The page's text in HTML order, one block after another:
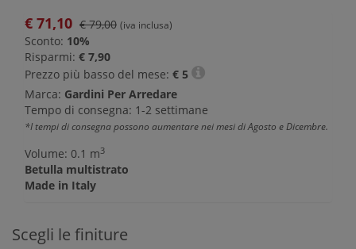
€ 71,10 € 79,00 (iva inclusa)
Sconto: 10%
Risparmi: € 7,90
Prezzo più basso del mese: € 5
Marca: Gardini Per Arredare
Tempo di consegna: 1-2 settimane
*I tempi di consegna possono aumentare nei mesi di Agosto e Dicembre.
Volume: 0.1 m3
Betulla multistrato
Made in Italy
Scegli le finiture